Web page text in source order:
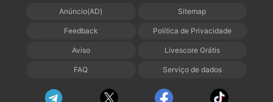
Anúncio(AD) Sitemap
Feedback Política de Privacidade
Aviso Livescore Grátis
FAQ Serviço de dados